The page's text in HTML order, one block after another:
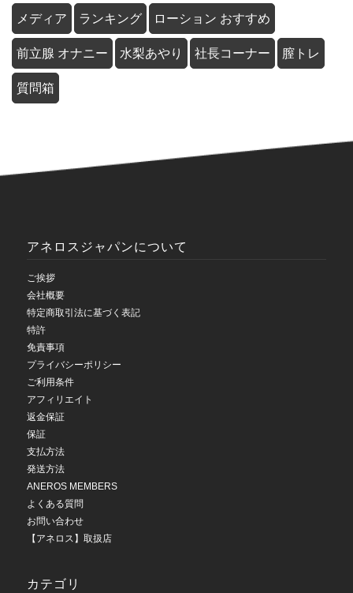
メディア ランキング ローション おすすめ
前立腺 オナニー 水梨あやり 社長コーナー 膣トレ
質問箱
アネロスジャパンについて
ご挨拶
会社概要
特定商取引法に基づく表記
特許
免責事項
プライバシーポリシー
ご利用条件
アフィリエイト
返金保証
保証
支払方法
発送方法
ANEROS MEMBERS
よくある質問
お問い合わせ
【アネロス】取扱店
カテゴリ